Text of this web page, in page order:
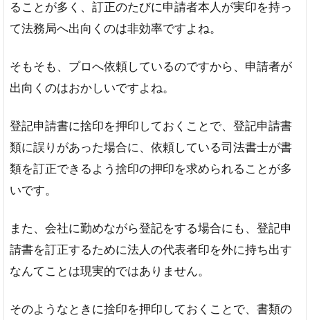
ることが多く、訂正のたびに申請者本人が実印を持っ
て法務局へ出向くのは非効率ですよね。
そもそも、プロへ依頼しているのですから、申請者が
出向くのはおかしいですよね。
登記申請書に捨印を押印しておくことで、登記申請書
類に誤りがあった場合に、依頼している司法書士が書
類を訂正できるよう捨印の押印を求められることが多
いです。
また、会社に勤めながら登記をする場合にも、登記申
請書を訂正するために法人の代表者印を外に持ち出す
なんてことは現実的ではありません。
そのようなときに捨印を押印しておくことで、書類の